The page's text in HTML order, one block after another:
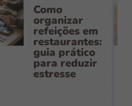
Como
organizar
refeições em
restaurantes:
guia prático
para reduzir
estresse